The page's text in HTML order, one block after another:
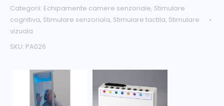
Categorii: Echipamente camere senzoriale, Stimulare
cognitiva, Stimulare senzoriala, Stimulare tactila, Stimulare
vizuala
SKU: PA026